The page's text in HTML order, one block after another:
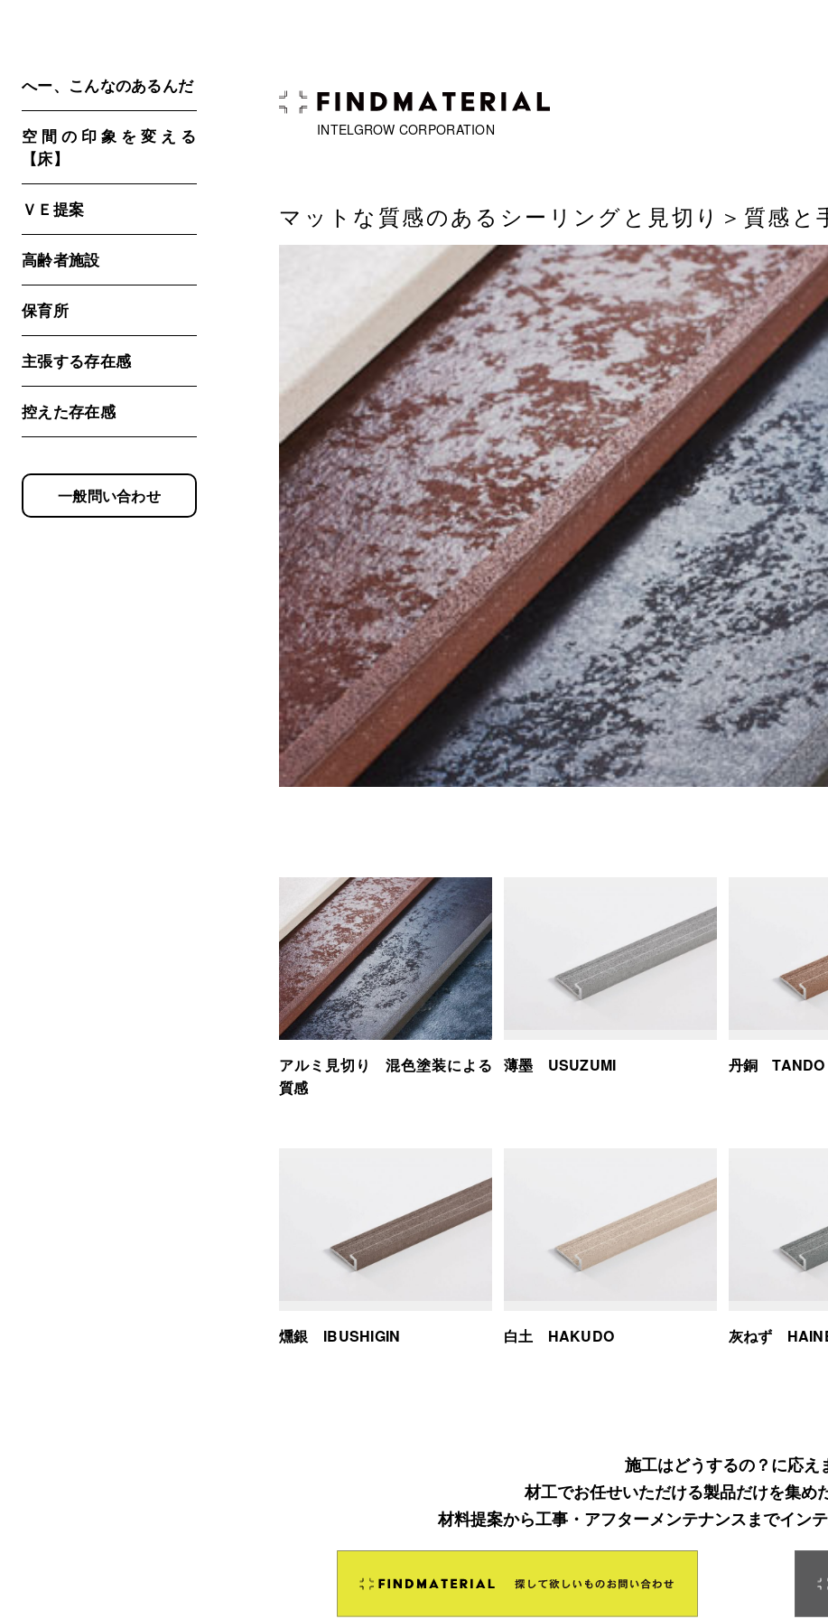
へー、こんなのあるんだ
空間の印象を変える
【床】
ＶＥ提案
高齢者施設
保育所
主張する存在感
控えた存在感
一般問い合わせ
INTELGROW CORPORATION
マットな質感のあるシーリングと見切り ＞質感と
アルミ見切り 混色塗装による
質感
薄墨 USUZUMI 丹銅 TANDO
燻銀 IBUSHIGIN 白土 HAKUDO 灰ねず
施工はどうするの？に応え
材工でお任せいただける製品だけを集め
材料提案から工事・アフターメンテナンスまでイン